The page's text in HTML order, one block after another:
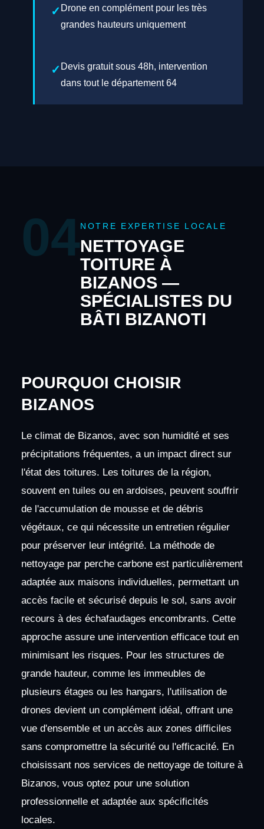
Drone en complément pour les très
grandes hauteurs uniquement
Devis gratuit sous 48h, intervention
dans tout le département 64
04NOTRE EXPERTISE LOCALE
NETTOYAGE
TOITURE À
BIZANOS —
SPÉCIALISTES DU
BÂTI BIZANOTI
POURQUOI CHOISIR
BIZANOS
Le climat de Bizanos, avec son humidité et ses
précipitations fréquentes, a un impact direct sur
l'état des toitures. Les toitures de la région,
souvent en tuiles ou en ardoises, peuvent souffrir
de l'accumulation de mousse et de débris
végétaux, ce qui nécessite un entretien régulier
pour préserver leur intégrité. La méthode de
nettoyage par perche carbone est particulièrement
adaptée aux maisons individuelles, permettant un
accès facile et sécurisé depuis le sol, sans avoir
recours à des échafaudages encombrants. Cette
approche assure une intervention efficace tout en
minimisant les risques. Pour les structures de
grande hauteur, comme les immeubles de
plusieurs étages ou les hangars, l'utilisation de
drones devient un complément idéal, offrant une
vue d'ensemble et un accès aux zones difficiles
sans compromettre la sécurité ou l'efficacité. En
choisissant nos services de nettoyage de toiture à
Bizanos, vous optez pour une solution
professionnelle et adaptée aux spécificités
locales.